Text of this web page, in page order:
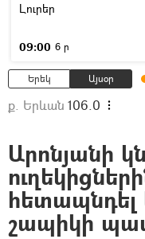
Լուրեր
09:00 6 ր
Երեկ Այսօր
ք. Երևան 106.0
Արոնյանի
հետապնդել
շապիկի